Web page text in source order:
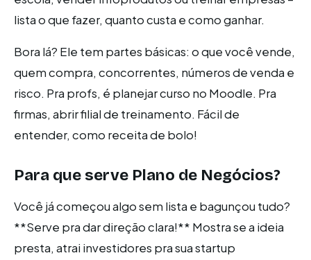
lista o que fazer, quanto custa e como ganhar.
Bora lá? Ele tem partes básicas: o que você vende,
quem compra, concorrentes, números de venda e
risco. Pra profs, é planejar curso no Moodle. Pra
firmas, abrir filial de treinamento. Fácil de
entender, como receita de bolo!
Para que serve Plano de Negócios?
Você já começou algo sem lista e bagunçou tudo?
**Serve pra dar direção clara!** Mostra se a ideia
presta, atrai investidores pra sua startup